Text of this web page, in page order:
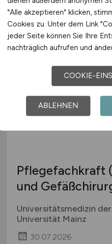
Universitätsmedizin
Universität Mainz
30.07.2026
Pflegefachkraft
und
Universitätsmedizin
Universität Mainz
30.07.2026
"Alle akzeptieren" klicken,
Cookies zu. Unter dem Link
jeder Seite können Sie Ihre
nachträglich aufrufen und
COOKIE-
ABLEHNEN